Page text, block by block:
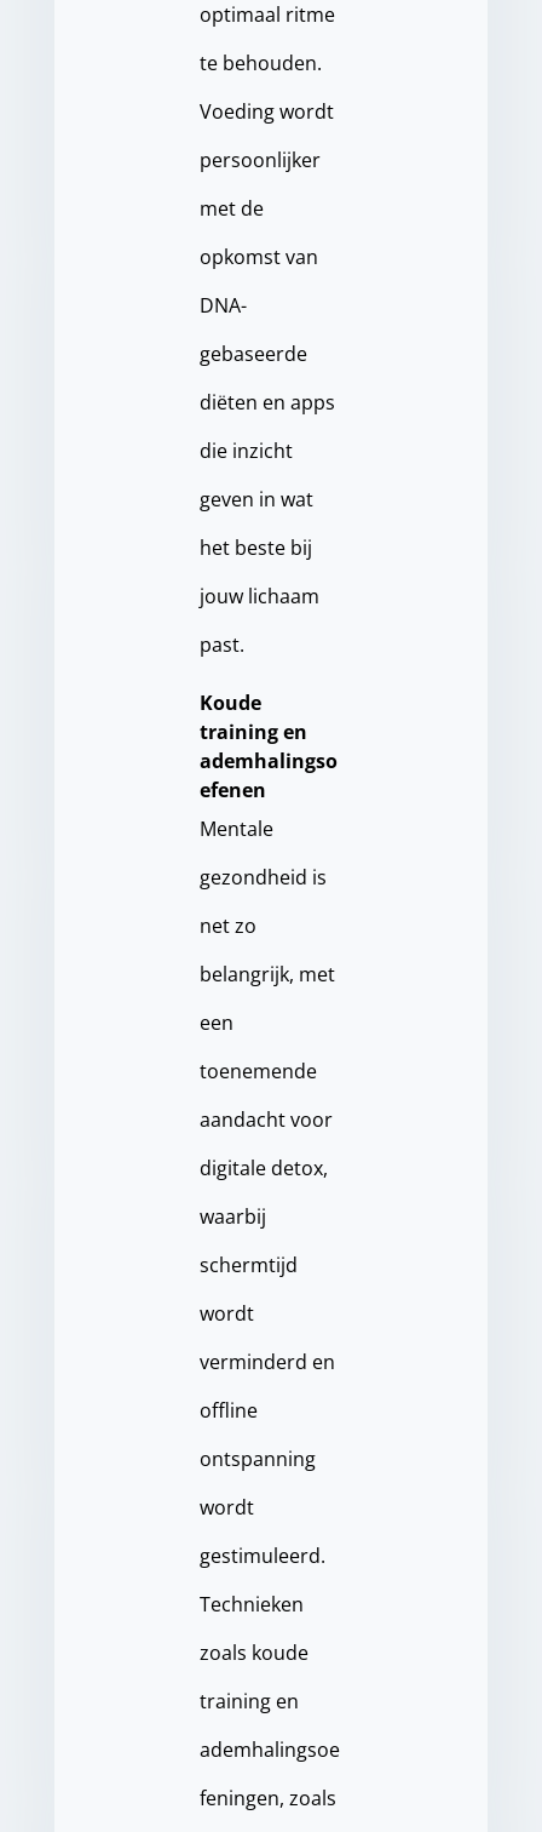
optimaal ritme
te behouden.
Voeding wordt
persoonlijker
met de
opkomst van
DNA-
gebaseerde
diëten en apps
die inzicht
geven in wat
het beste bij
jouw lichaam
past.
Koude
training en
ademhalingso
efenen
Mentale
gezondheid is
net zo
belangrijk, met
een
toenemende
aandacht voor
digitale detox,
waarbij
schermtijd
wordt
verminderd en
offline
ontspanning
wordt
gestimuleerd.
Technieken
zoals koude
training en
ademhalingsoe
feningen, zoals